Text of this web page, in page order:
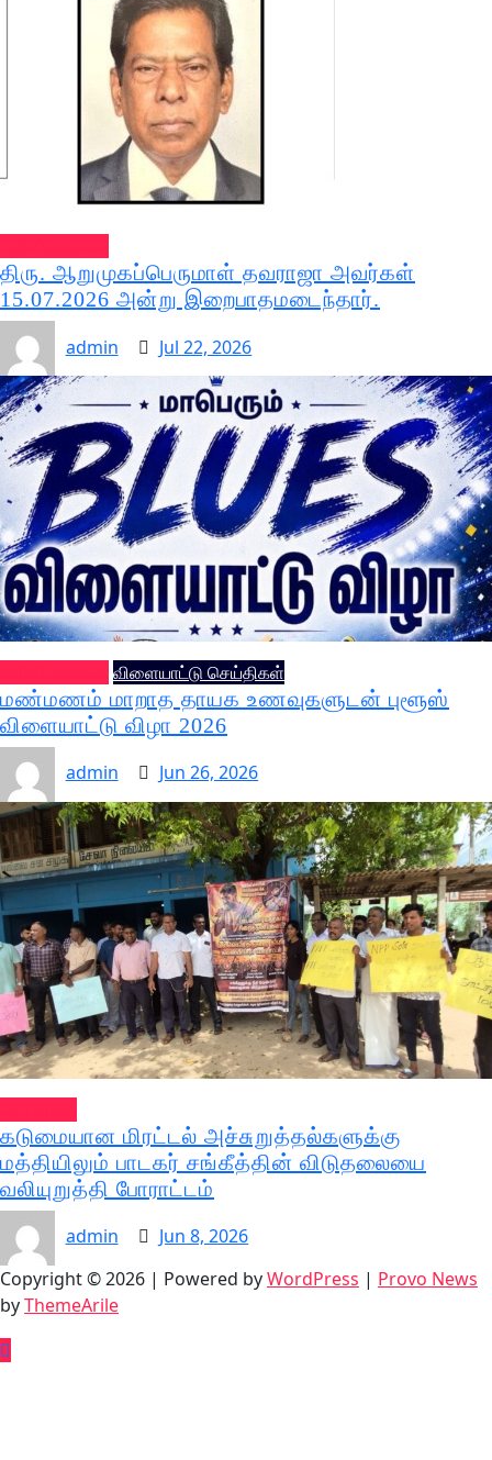
திரு. ஆறுமுகப்பெருமாள் தவராஜா அவர்கள்
15.07.2026 அன்று இறைபாதமடைந்தார்.
admin
Jul 22, 2026
விளையாட்டு செய்திகள்
மண்மணம் மாறாத தாயக உணவுகளுடன் புளூஸ்
விளையாட்டு விழா 2026
admin
Jun 26, 2026
கடுமையான மிரட்டல் அச்சுறுத்தல்களுக்கு
மத்தியிலும் பாடகர் சங்கீத்தின் விடுதலையை
வலியுறுத்தி போராட்டம்
admin
Jun 8, 2026
Copyright © 2026 | Powered byWordPress | Provo News
byThemeArile